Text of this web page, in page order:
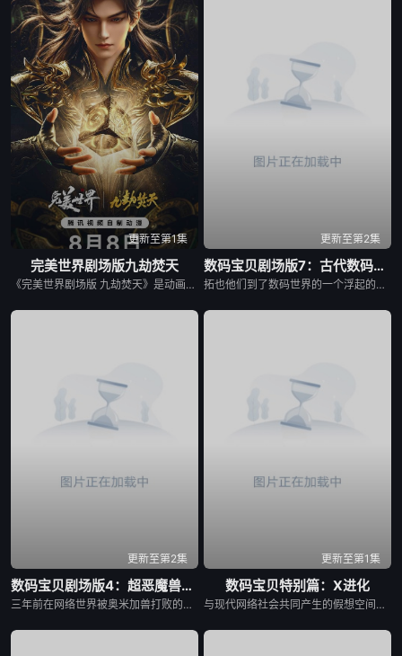
更新至第1集
​完美世界剧场版九劫焚天​
《完美世界剧场版 九劫焚天》是动画《完美世界》的第二部剧场版作品。 故事聚焦仙古纪元终极之战。祖祭灵柳神挺身而出，率众寻求希望。 荒天帝石昊以一滴真血化作分身，逆转时空降临仙古，在生死与共中寻求根除黑暗的终极之法。 黑暗大劫降下，仙古终章，悲壮奏响！
更新至第2集
数码宝贝剧场版7：古代数码兽复活
拓也他们到了数码世界的一个浮起的岛，这个岛上的人型数码精灵和兽型是完全对立的，人型的数码精灵帮助了拓也、友树和纯平，而兽型的数码精灵则协助辉二和泉，拓也和辉二竟就此打起上来，后来因其它数码精灵哭了起来而停此。人型的剑道兽，与兽型的小熊兽是好朋友，他们说起洞穴里有古代的数码精灵，认为如果仍然存在的，必定可解救这个岛。两种型态再次战争，拓也进化成炎龙兽......
更新至第2集
数码宝贝剧场版4：超恶魔兽的反击
三年前在网络世界被奥米加兽打败的超恶魔兽重生，并不断地产生自己的婴儿期，婴儿期的超恶魔兽通过手机、电脑等入侵现实世界，在现实世界形成数码蛋，最后超恶魔兽出现在现实世界，连最强的奥米加兽被打败。。。。
更新至第1集
数码宝贝特别篇：X进化
与现代网络社会共同产生的假想空间「数码世界」，诞生了数位生命体「数码兽」，主机「世界树」管理这个世界的全部。不过、为了建立新数码世界而要除去发展很久的这个世界的同时、「世界树」发动「Ｘ计划」要除去所有的数码兽…现在，数码世界史上最大的危机逼近了！拥有「Ｘ抗体」的多路兽及它的朋友们，应该如何应对呢？